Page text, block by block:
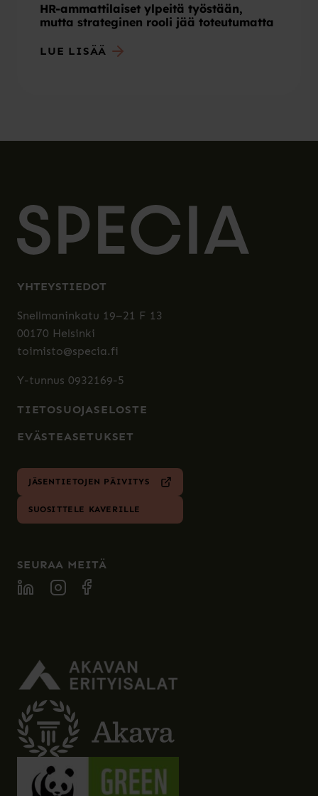
HR-ammattilaiset ylpeitä työstään,
mutta strateginen rooli jää toteutumatta
LUE LISÄÄ
YHTEYSTIEDOT
Snellmaninkatu 19–21 F 13
00170 Helsinki
toimisto@specia.fi
Y-tunnus 0932169-5
TIETOSUOJASELOSTE
EVÄSTEASETUKSET
JÄSENTIETOJEN PÄIVITYS
SUOSITTELE KAVERILLE
SEURAA MEITÄ
SPECIA LINKEDIN
SPECIA INSTAGRAM
SPECIA FACEBOOK